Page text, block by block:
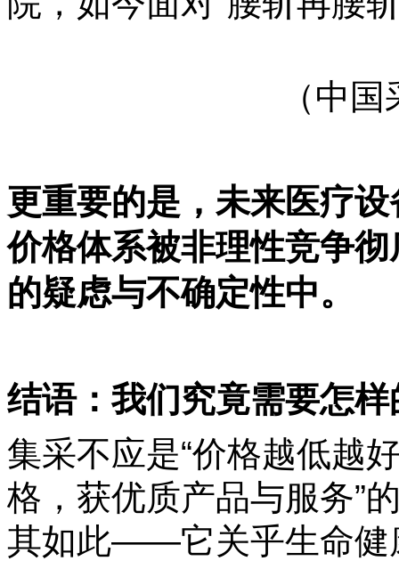
（中
更重要的是，未来医疗
价格体系被非理性竞争
的疑虑与不确定性中。
结语：我们究竟需要怎
集采不应是“价格越低越
格，获优质产品与服务”
其如此——它关乎生命健